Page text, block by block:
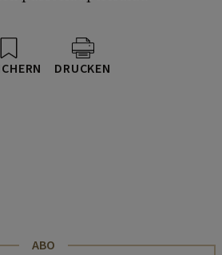
DRUCKEN
ABO